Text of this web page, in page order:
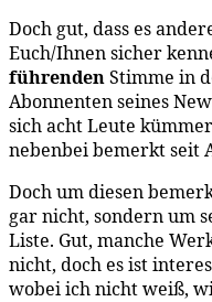
Doch gut, dass es
Euch/Ihnen sicher
führendenStimme in
Abonnenten seines
sich acht Leute
nebenbei bemerkt seit
Doch um diesen
gar nicht, sondern um
Liste. Gut, manche
nicht, doch es ist
wobei ich nicht weiß,